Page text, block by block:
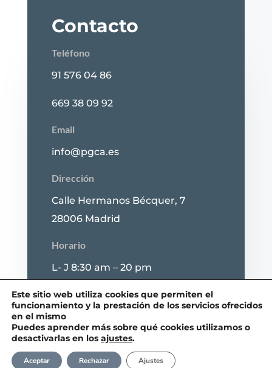
Contacto
Teléfono
91 576 04 86
669 38 09 92
Email
info@pgca.es
Dirección
Calle Hermanos Bécquer, 7
28006 Madrid
Horario
L- J 8:30 am – 20 pm
Este sitio web utiliza cookies que permiten el
funcionamiento y la prestación de los servicios ofrecidos
en el mismo
Puedes aprender más sobre qué cookies utilizamos o
desactivarlas en los ajustes.
Aceptar Rechazar Ajustes